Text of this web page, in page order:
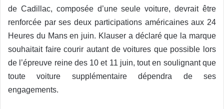
de Cadillac, composée d’une seule voiture, devrait être
renforcée par ses deux participations américaines aux 24
Heures du Mans en juin. Klauser a déclaré que la marque
souhaitait faire courir autant de voitures que possible lors
de l’épreuve reine des 10 et 11 juin, tout en soulignant que
toute voiture supplémentaire dépendra de ses
engagements.